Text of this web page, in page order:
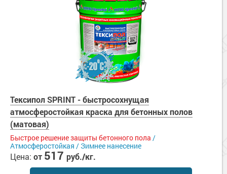
Тексипол SPRINT - быстросохнущая
атмосферостойкая краска для бетонных полов
(матовая)
Быстрое решение защиты бетонного пола /
Атмосферостойкая / Зимнее нанесение
Цена: от 517 руб./кг.